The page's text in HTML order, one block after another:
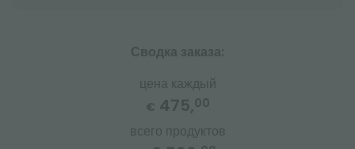
Сводка заказа:
цена каждый
€ 475,00
всего продуктов